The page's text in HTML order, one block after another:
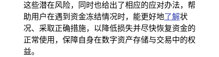
这些潜在风险，同时也给出了相应的应对办法，帮
助用户在遇到资金冻结情况时，能更好地了解状
况、采取正确措施，以降低损失并尽快恢复资金的
正常使用，保障自身在数字资产存储与交易中的权
益。